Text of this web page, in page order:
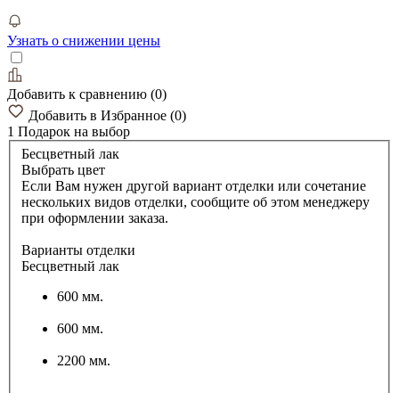
Узнать о снижении цены
Добавить к сравнению (0)
Добавить в Избранное (0)
1 Подарок на выбор
Бесцветный лак
Выбрать цвет
Если Вам нужен другой вариант отделки или сочетание
нескольких видов отделки, сообщите об этом менеджеру
при оформлении заказа.
Варианты отделки
Бесцветный лак
600 мм.
600 мм.
2200 мм.